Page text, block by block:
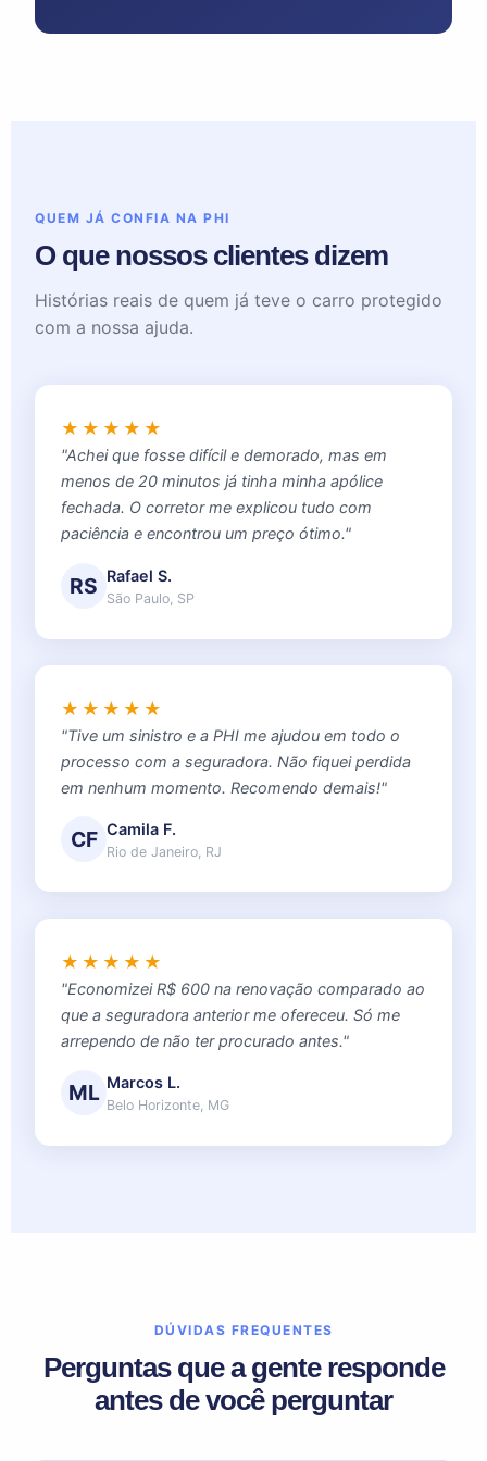
QUEM JÁ CONFIA NA PHI
O que nossos clientes dizem
Histórias reais de quem já teve o carro protegido
com a nossa ajuda.
★★★★★
"Achei que fosse difícil e demorado, mas em
menos de 20 minutos já tinha minha apólice
fechada. O corretor me explicou tudo com
paciência e encontrou um preço ótimo."
RS Rafael S.
São Paulo, SP
★★★★★
"Tive um sinistro e a PHI me ajudou em todo o
processo com a seguradora. Não fiquei perdida
em nenhum momento. Recomendo demais!"
CF Camila F.
Rio de Janeiro, RJ
★★★★★
"Economizei R$ 600 na renovação comparado ao
que a seguradora anterior me ofereceu. Só me
arrependo de não ter procurado antes."
ML Marcos L.
Belo Horizonte, MG
DÚVIDAS FREQUENTES
Perguntas que a gente responde
antes de você perguntar